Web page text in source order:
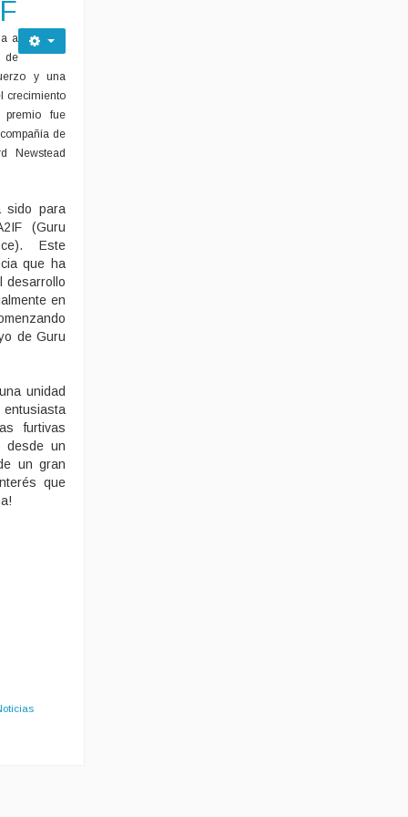
a
de
y una
crecimiento
fue
de
Newstead
sido para
(Guru
Este
que ha
desarrollo
en
de Guru
unidad
furtivas
desde un
un gran
que